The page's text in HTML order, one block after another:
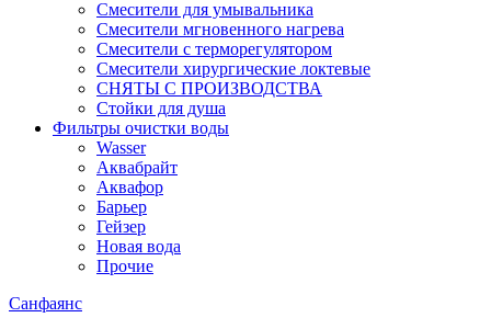
Смесители для умывальника
Смесители мгновенного нагрева
Смесители с терморегулятором
Смесители хирургические локтевые
СНЯТЫ С ПРОИЗВОДСТВА
Стойки для душа
Фильтры очистки воды
Wasser
Аквабрайт
Аквафор
Барьер
Гейзер
Новая вода
Прочие
Санфаянс